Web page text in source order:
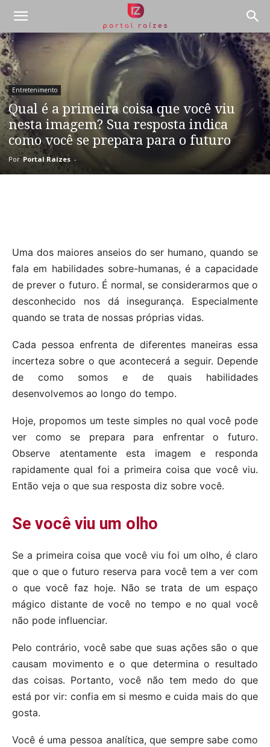
Entretenimento
Qual é a primeira coisa que você viu
nesta imagem? Sua resposta indica
como você se prepara para o futuro
Por Portal Raízes -
Uma dos maiores anseios do ser humano, quando se
fala em habilidades sobre-humanas, é a capacidade
de prever o futuro. É normal, se considerarmos que o
desconhecido nos dá insegurança. Especialmente
quando se trata de nossas próprias vidas.
Cada pessoa enfrenta de diferentes maneiras essa
incerteza sobre o que acontecerá a seguir. Depende
de como somos e de quais habilidades
desenvolvemos ao longo do tempo.
Hoje, propomos um teste simples no qual você pode
ver como se prepara para enfrentar o futuro.
Observe atentamente esta imagem e responda
rapidamente qual foi a primeira coisa que você viu.
Então veja o que sua resposta diz sobre você.
Se você viu um olho
Se a primeira coisa que você viu foi um olho, é claro
que o que o futuro reserva para você tem a ver com
o que você faz hoje. Não se trata de um espaço
mágico distante de você no tempo e no qual você
não pode influenciar.
Pelo contrário, você sabe que suas ações são o que
causam movimento e o que determina o resultado
das coisas. Portanto, você não tem medo do que
está por vir: confia em si mesmo e cuida mais do que
gosta.
Você é uma pessoa analítica, que sempre sabe como